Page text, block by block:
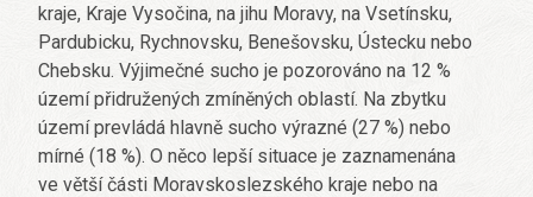
kraje, Kraje Vysočina, na jihu Moravy, na Vsetínsku,
Pardubicku, Rychnovsku, Benešovsku, Ústecku nebo
Chebsku. Výjimečné sucho je pozorováno na 12 %
území přidružených zmíněných oblastí. Na zbytku
území prevládá hlavně sucho výrazné (27 %) nebo
mírné (18 %). O něco lepší situace je zaznamenána
ve větší části Moravskoslezského kraje nebo na